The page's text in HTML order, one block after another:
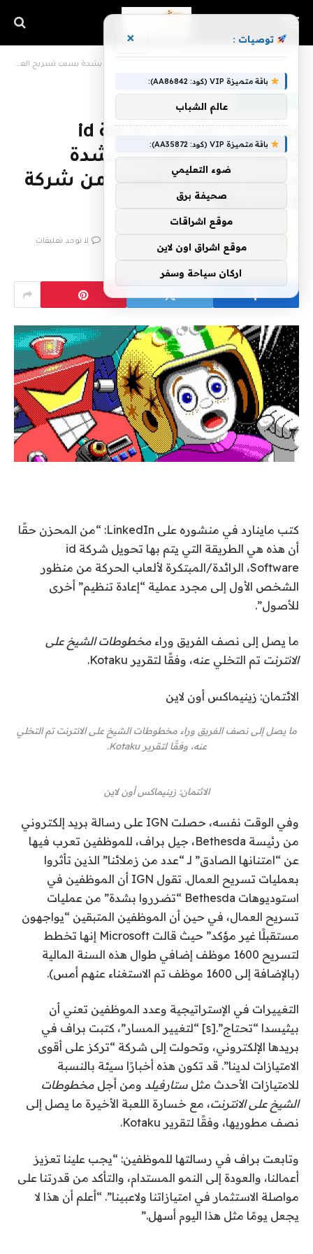
بيثيسدا، يقال إن شركة id
Software قد تضررت بشدة
بسبب تسريح العمال من شركة
Microsoft
فريق اشراق التقنية لا توجد تعليقات
2 دقائق
كتب ماينارد في منشوره على LinkedIn: “من المحزن حقًا
أن هذه هي الطريقة التي يتم بها تحويل شركة id
Software، الرائدة/المبتكرة لألعاب الحركة من منظور
الشخص الأول إلى مجرد عملية “إعادة تنظيم” أخرى
للأصول”.
ما يصل إلى نصف الفريق وراء مخطوطات الشيخ على
الانترنت تم التخلي عنه، وفقًا لتقرير Kotaku.
الائتمان: زينيماكس أون لاين
ما يصل إلى نصف الفريق وراءمخطوطات الشيخ على الانترنتتم التخلي
عنه، وفقًا لتقرير Kotaku.
الائتمان: زينيماكس أون لاين
وفي الوقت نفسه، حصلت IGN على رسالة بريد إلكتروني
من رئيسة Bethesda، جيل براف، للموظفين تعرب فيها
عن “امتنانها الصادق” لـ “عدد من زملائنا” الذين تأثروا
بعمليات تسريح العمال. تقول IGN أن الموظفين في
استوديوهات Bethesda “تضرروا بشدة” من عمليات
تسريح العمال، في حين أن الموظفين المتبقين “يواجهون
مستقبلًا غير مؤكد” حيث قالت Microsoft إنها تخطط
لتسريح 1600 موظف إضافي طوال هذه السنة المالية
(بالإضافة إلى 1600 موظف تم الاستغناء عنهم أمس).
التغييرات في الإستراتيجية وعدد الموظفين تعني أن
بيثيسدا “تحتاج”.[s] “لتغيير المسار”، كتبت براف في
بريدها الإلكتروني، وتحولت إلى شركة “تركز على أقوى
الامتيازات لدينا”. قد تكون هذه أخبارًا سيئة بالنسبة
للامتيازات الأحدث مثل ستارفيلد ومن أجل مخطوطات
الشيخ على الانترنت، مع خسارة اللعبة الأخيرة ما يصل إلى
نصف مطوريها، وفقًا لتقرير Kotaku.
وتابعت براف في رسالتها للموظفين: “يجب علينا تعزيز
أعمالنا، والعودة إلى النمو المستدام، والتأكد من قدرتنا على
مواصلة الاستثمار في امتيازاتنا ولاعبينا”. “أعلم أن هذا لا
يجعل يومًا مثل هذا اليوم أسهل.”
توصيات : ×
باقة متميزة VIP (كود: AA86842):
عالم الشباب
باقة متميزة VIP (كود: AA35872):
ضوء التعليمي
صحيفة برق
موقع اشراقات
موقع اشراق اون لاين
اركان سياحة وسفر